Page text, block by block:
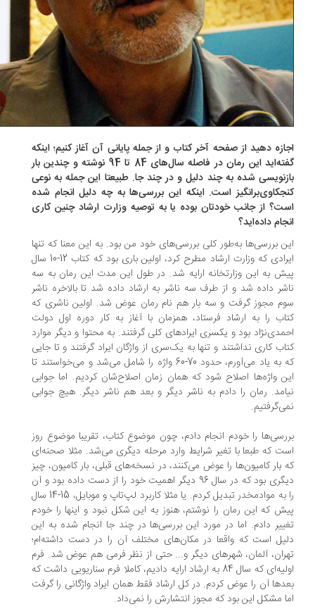
دهید از صفحه آخر کتاب و از جمله پایانی آن آغاز کنیم؛ اینکه
گفته‌اید این رمان در فاصله سال‌های 84 تا 94 نوشته و چندین بار
شده به چند دلیل و در چند جا. طبیعتا این جمله به نوعی
است. اینکه این بررسی‌ها به چه دلیل انجام شده
از جانب خودتان بوده یا به توصیه وزارت ارشاد چنین کاری
داده‌اید؟
بررسی‌ها به‌طور کلی بررسی‌های خود من بود. به این معنا که تنها
ایرادی که وزارت ارشاد مطرح کرد، اولین باری بود که کتاب 12-10 سال
به این وزارتخانه ارایه شد. در طول این مدت این رمان به سه
داده شد و از طرف سه ناشر به ارشاد داده شد تا بالاخره ناشر
مجوز گرفت و سه بار هم نام رمان عوض شد. اولین ناشری که
را به ارشاد فرستاد، همزمان با آغاز به کار دوره اول دولت
بود و یکسری ایرادهای کلی گرفتند. به محتوا و دیگر موارد
کاری نداشتند و تنها به یک‌سری از واژگان ایراد گرفتند و تا جایی
که به یاد می‌آورم، حدود 70-60 واژه را شامل می‌شد و می‌خواستند تا
واژه‌ها اصلاح شود که همان زمان اصلاح‌شان کردیم. اما جوابی
رمان را دادم به ناشر دیگر و بعد هم ناشر دیگر. هیچ جوابی
را خودم انجام دادم، چون موضوع کتاب، تقریبا موضوع روز
که طبعا با تغیر شرایط وارد مرحله دیگری می‌شد. مثلا صحنه‌ای
بار کامیون‌ها را عوض می‌کنند، در نسخه‌های قبلی، بار کامیون، چیز
دیگری بود که در سال 96 دیگر اهمیت خود را از دست داده بود و آن
را به موادمخدر تبدیل کردم. یا مثلا کاربرد لپ‌تاپ و موبایل، 15-14 سال
که این رمان را نوشتم، هنوز به این شکل نبود و اینها را خودم
دادم. اما در مورد این بررسی‌ها در چند جا انجام شده به این
است که واقعا در مکان‌های مختلف آن را در دست داشته‌ام؛
آلمان، شهرهای دیگر و... حتی از نظر فرمی هم عوض شد. فرم
اولیه‌ای که سال 84 به ارشاد ارایه دادیم، کاملا فرم سناریویی داشت که
آن را عوض کردم. در کل ارشاد فقط همان ایراد واژگانی را گرفت
مشکل این بود که مجوز انتشارش را نمی‌داد.